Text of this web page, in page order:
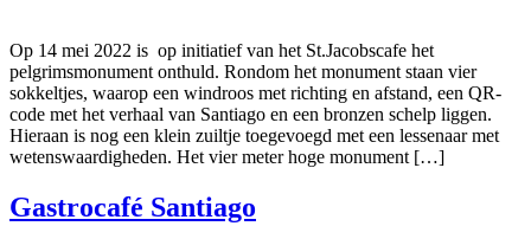
Op 14 mei 2022 is op initiatief van het St.Jacobscafe het
pelgrimsmonument onthuld. Rondom het monument staan vier
sokkeltjes, waarop een windroos met richting en afstand, een QR-
code met het verhaal van Santiago en een bronzen schelp liggen.
Hieraan is nog een klein zuiltje toegevoegd met een lessenaar met
wetenswaardigheden. Het vier meter hoge monument […]
Gastrocafé Santiago